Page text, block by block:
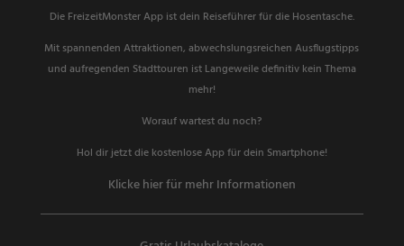
Die FreizeitMonster App ist dein Reiseführer für die Hosentasche.
Mit spannenden Attraktionen, abwechslungsreichen Ausflugstipps
und aufregenden Stadttouren ist Langeweile definitiv kein Thema
mehr!
Worauf wartest du noch?
Hol dir jetzt die kostenlose App für dein Smartphone!
Klicke hier für mehr Informationen